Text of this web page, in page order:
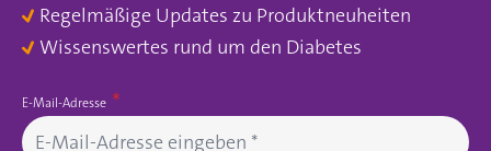
Regelmäßige Updates zu Produktneuheiten
Wissenswertes rund um den Diabetes
E-Mail-Adresse